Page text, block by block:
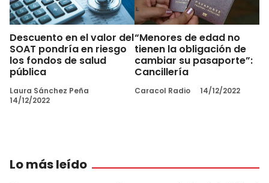
Descuento en el valor del
SOAT pondría en riesgo
los fondos de salud
pública
Laura Sánchez Peña
14/12/2022
“Menores de edad no
tienen la obligación de
cambiar su pasaporte”:
Cancillería
Caracol Radio 14/12/2022
Lo más leído